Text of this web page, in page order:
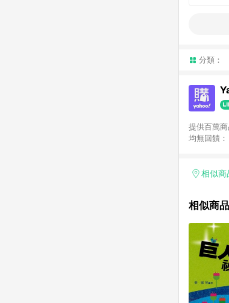
分類：
提供百萬商品
均無回饋
Yahoo超
相似商
相似商品